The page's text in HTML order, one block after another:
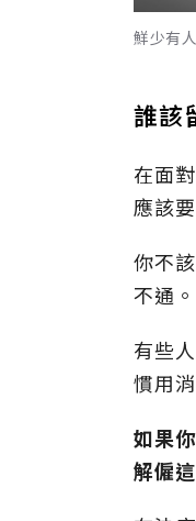
鮮少有
誰該
在面
應該
你不
不通
有些
慣用
如果
解僱